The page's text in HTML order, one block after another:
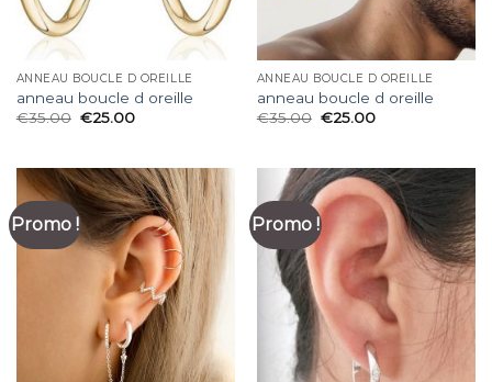
ANNEAU BOUCLE D OREILLE
anneau boucle d oreille
€35.00 €25.00
ANNEAU BOUCLE D OREILLE
anneau boucle d oreille
€35.00 €25.00
Promo ! Promo !